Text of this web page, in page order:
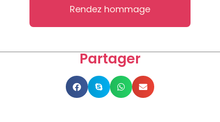
Rendez hommage
Partager